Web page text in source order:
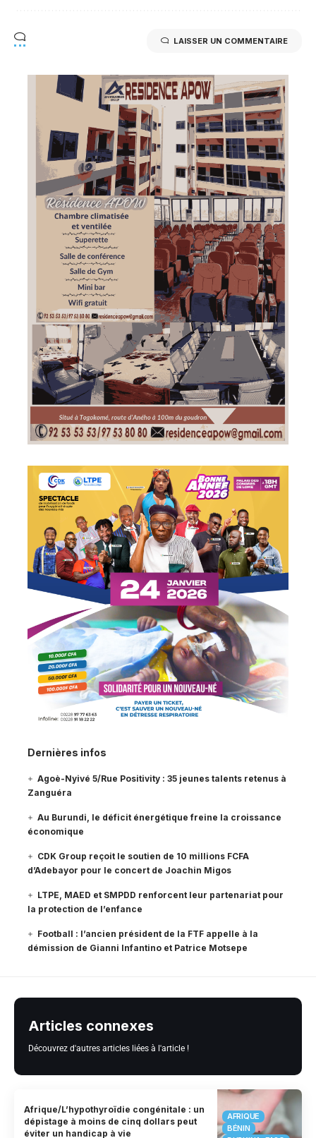
LAISSER UN COMMENTAIRE
Dernières infos
Agoè-Nyivé 5/Rue Positivity : 35 jeunes talents retenus à
Zanguéra
Au Burundi, le déficit énergétique freine la croissance
économique
CDK Group reçoit le soutien de 10 millions FCFA
d’Adebayor pour le concert de Joachin Migos
LTPE, MAED et SMPDD renforcent leur partenariat pour
la protection de l’enfance
Football : l’ancien président de la FTF appelle à la
démission de Gianni Infantino et Patrice Motsepe
Articles connexes
Découvrez d'autres articles liées à l'article !
AFRIQUE
BÉNIN
Afrique/L’hypothyroïdie congénitale : un
dépistage à moins de cinq dollars peut
éviter un handicap à vie